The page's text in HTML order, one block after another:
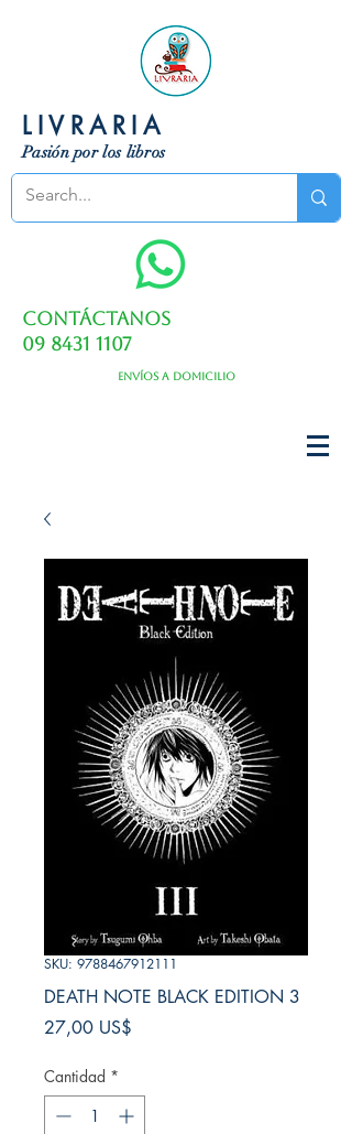
LIVRARIA
Pasión por los libros
Contáctanos
09 8431 1107
Envíos a domicilio
SKU: 9788467912111
DEATH NOTE BLACK EDITION 3
27,00 US$
Cantidad *